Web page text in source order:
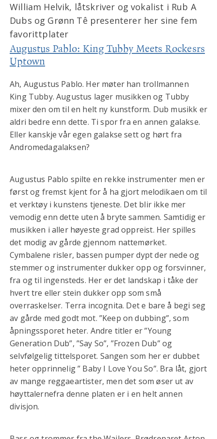
William Helvik, låtskriver og vokalist i Rub A
Dubs og Grønn Tê presenterer her sine fem
favorittplater
Augustus Pablo: King Tubby Meets Rockesrs
Uptown
Ah, Augustus Pablo. Her møter han trollmannen
King Tubby. Augustus lager musikken og Tubby
mixer den om til en helt ny kunstform. Dub musikk er
aldri bedre enn dette. Ti spor fra en annen galakse.
Eller kanskje vår egen galakse sett og hørt fra
Andromedagalaksen?
Augustus Pablo spilte en rekke instrumenter men er
først og fremst kjent for å ha gjort melodikaen om til
et verktøy i kunstens tjeneste. Det blir ikke mer
vemodig enn dette uten å bryte sammen. Samtidig er
musikken i aller høyeste grad oppreist. Her spilles
det modig av gårde gjennom nattemørket.
Cymbalene risler, bassen pumper dypt der nede og
stemmer og instrumenter dukker opp og forsvinner,
fra og til ingensteds. Her er det landskap i tåke der
hvert tre eller stein dukker opp som små
overraskelser. Terra incognita. Det e bare å begi seg
av gårde med godt mot. ”Keep on dubbing”, som
åpningssporet heter. Andre titler er ”Young
Generation Dub”, ”Say So”, ”Frozen Dub” og
selvfølgelig tittelsporet. Sangen som her er dubbet
heter opprinnelig ” Baby I Love You So”. Bra låt, gjort
av mange reggaeartister, men det som øser ut av
høyttalernefra denne platen er i en helt annen
divisjon.